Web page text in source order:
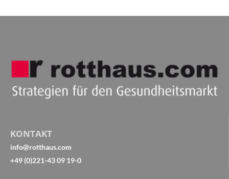
KONTAKT
info@rotthaus.com
+49 (0)221-43 09 19-0